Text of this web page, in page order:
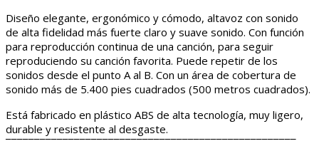
Diseño elegante, ergonómico y cómodo, altavoz con sonido
de alta fidelidad más fuerte claro y suave sonido. Con función
para reproducción continua de una canción, para seguir
reproduciendo su canción favorita. Puede repetir de los
sonidos desde el punto A al B. Con un área de cobertura de
sonido más de 5.400 pies cuadrados (500 metros cuadrados).
Está fabricado en plástico ABS de alta tecnología, muy ligero,
durable y resistente al desgaste.
¯¯¯¯¯¯¯¯¯¯¯¯¯¯¯¯¯¯¯¯¯¯¯¯¯¯¯¯¯¯¯¯¯¯¯¯¯¯¯¯¯¯¯¯¯¯¯¯¯¯¯